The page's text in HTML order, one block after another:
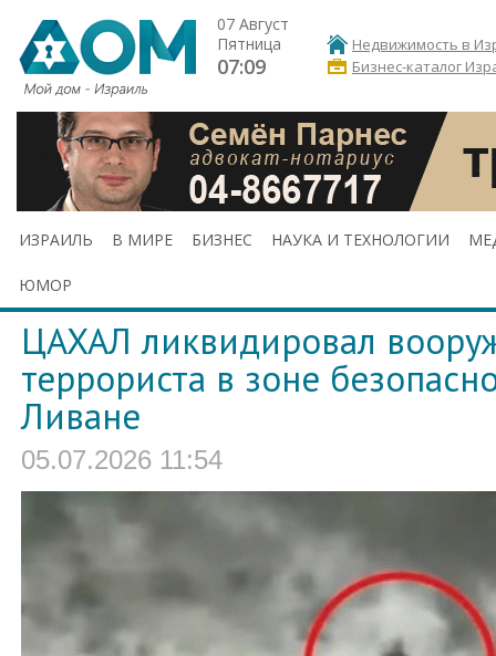
07 Август
Пятница
07:09
Недвижимость в
Бизнес-каталог
ИЗРАИЛЬ В МИРЕ БИЗНЕС НАУКА И ТЕХНОЛОГИИ
ЮМОР
ЦАХАЛ ликвидировал
террориста в зоне
Ливане
05.07.2026 11:54